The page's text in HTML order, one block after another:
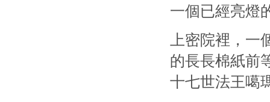
一個已經亮燈
上密院裡，
的長長棉紙前
十七世法王噶